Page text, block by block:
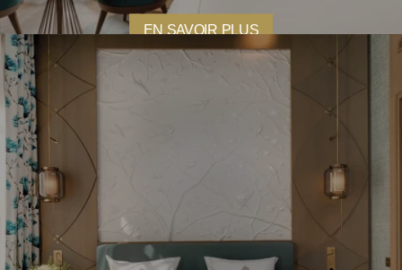
EN SAVOIR PLUS
CONTACT
RÉSERVATION